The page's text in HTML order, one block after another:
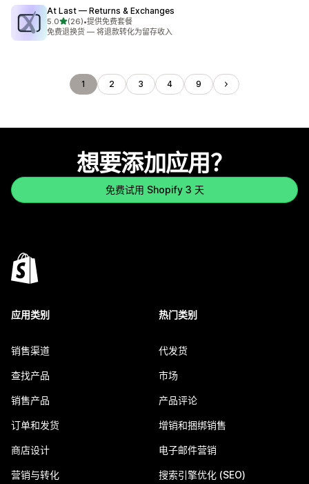
At Last — Returns & Exchanges
5.0星（满分 5 星）
(26)
总共 26 条评论
•提供免费套餐
免费退换货 — 将退款转化为留存收入
1 2 3 4 9
想要添加应用？
免费试用 Shopify 3 天
应用类别
销售渠道
查找产品
销售产品
订单和发货
商店设计
营销与转化
热门类别
代发货
市场
产品评论
增销和捆绑销售
电子邮件营销
搜索引擎优化 (SEO)